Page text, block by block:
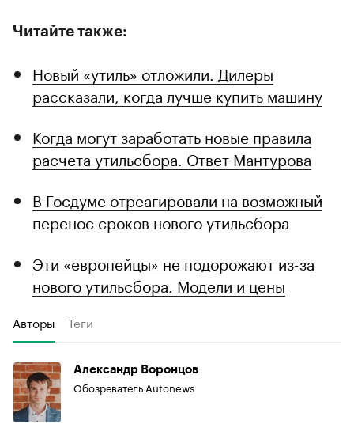
Читайте также:
Новый «утиль» отложили. Дилеры
рассказали, когда лучше купить машину
Когда могут заработать новые правила
расчета утильсбора. Ответ Мантурова
В Госдуме отреагировали на возможный
перенос сроков нового утильсбора
Эти «европейцы» не подорожают из-за
нового утильсбора. Модели и цены
Авторы Теги
Александр Воронцов
Обозреватель Autonews